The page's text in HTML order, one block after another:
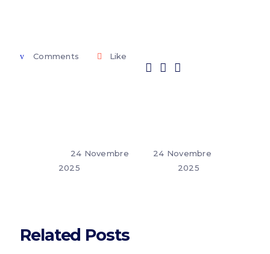
Comments Like
24 Novembre
2025
24 Novembre
2025
Related Posts